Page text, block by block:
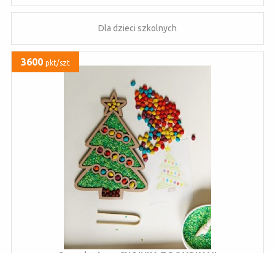
Dla dzieci szkolnych
3600 pkt/szt